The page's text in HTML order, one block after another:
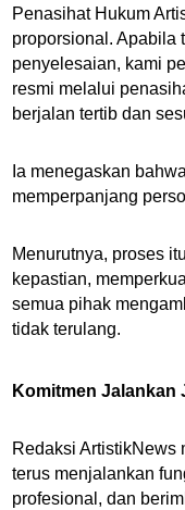
Penasihat Hukum
proporsional. Apabila
penyelesaian, kami
resmi melalui
berjalan tertib dan
Ia menegaskan
memperpanjang
Menurutnya, proses
kepastian,
semua pihak
tidak terulang.
Komitmen Jalankan
Redaksi ArtistikNews
terus menjalankan
profesional, dan